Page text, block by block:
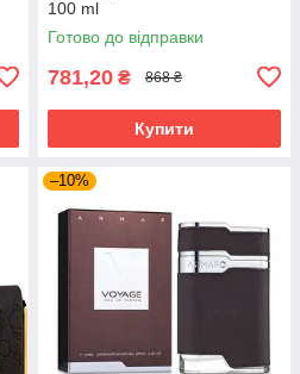
100 ml
Готово до відправки
781,20 ₴ 868 ₴
Купити
–10%